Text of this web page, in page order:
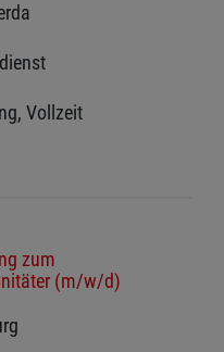
Vollzeit
zum
(m/w/d)